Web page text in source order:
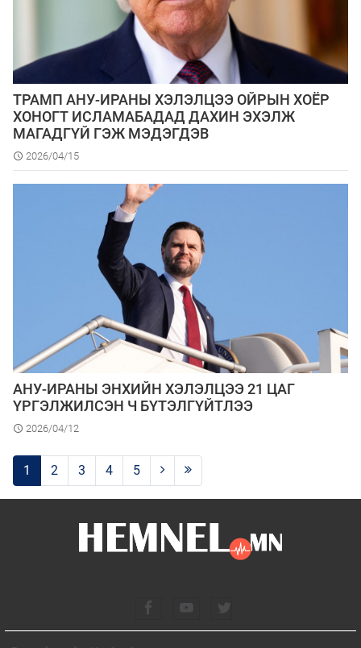
ТРАМП АНУ-ИРАНЫ ХЭЛЭЛЦЭЭ ОЙРЫН ХОЁР
ХОНОГТ ИСЛАМАБАДАД ДАХИН ЭХЭЛЖ
МАГАДГҮЙ ГЭЖ МЭДЭГДЭВ
2026/04/15
АНУ-ИРАНЫ ЭНХИЙН ХЭЛЭЛЦЭЭ 21 ЦАГ
ҮРГЭЛЖИЛСЭН Ч БҮТЭЛГҮЙТЛЭЭ
2026/04/12
1 2 3 4 5